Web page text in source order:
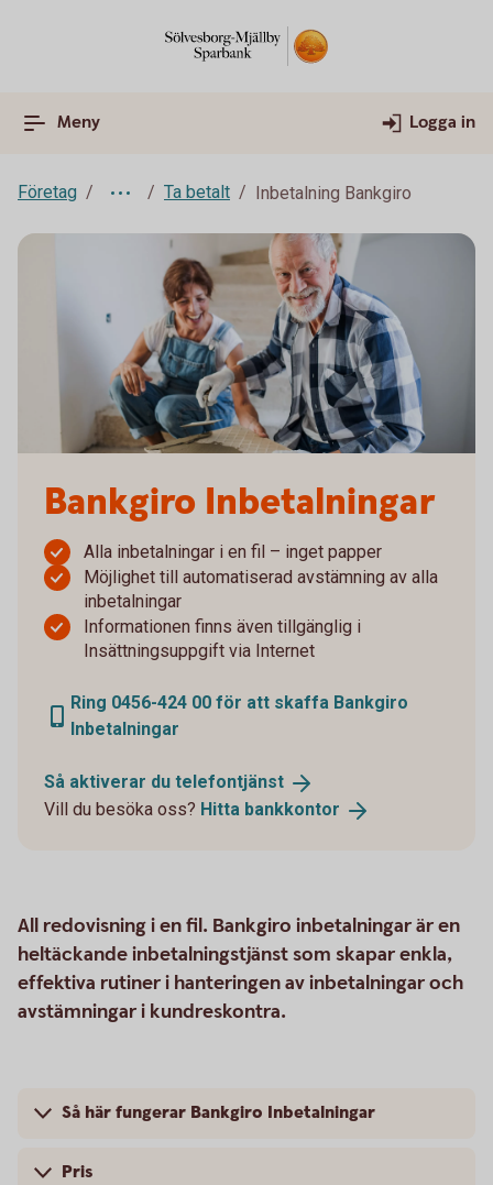
Meny Logga in
Företag Ta betalt Inbetalning Bankgiro
Bankgiro Inbetalningar
Alla inbetalningar i en fil – inget papper
Möjlighet till automatiserad avstämning av alla
inbetalningar
Informationen finns även tillgänglig i
Insättningsuppgift via Internet
Ring 0456-424 00 för att skaffa Bankgiro
Inbetalningar
Så aktiverar du telefontjänst
Vill du besöka oss? Hitta bankkontor
All redovisning i en fil. Bankgiro inbetalningar är en
heltäckande inbetalningstjänst som skapar enkla,
effektiva rutiner i hanteringen av inbetalningar och
avstämningar i kundreskontra.
Så här fungerar Bankgiro Inbetalningar
Pris